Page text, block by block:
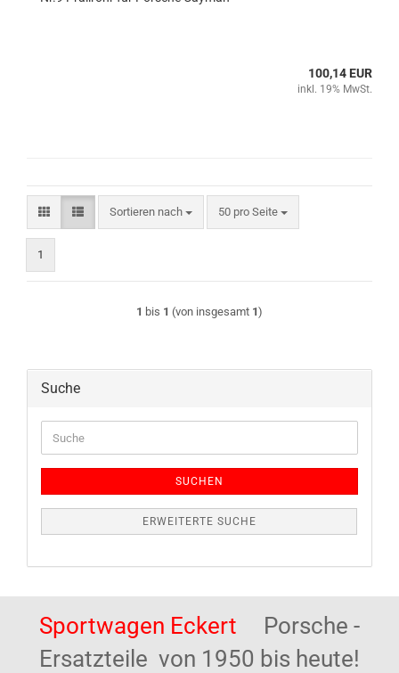
100,14 EUR
inkl. 19% MwSt.
Sortieren nach
Sortieren nach 50 pro Seite
pro Seite
1
1 bis 1 (von insgesamt 1)
Suche
SUCHEN
ERWEITERTE SUCHE
Sportwagen Eckert Porsche -
Ersatzteile von 1950 bis heute!